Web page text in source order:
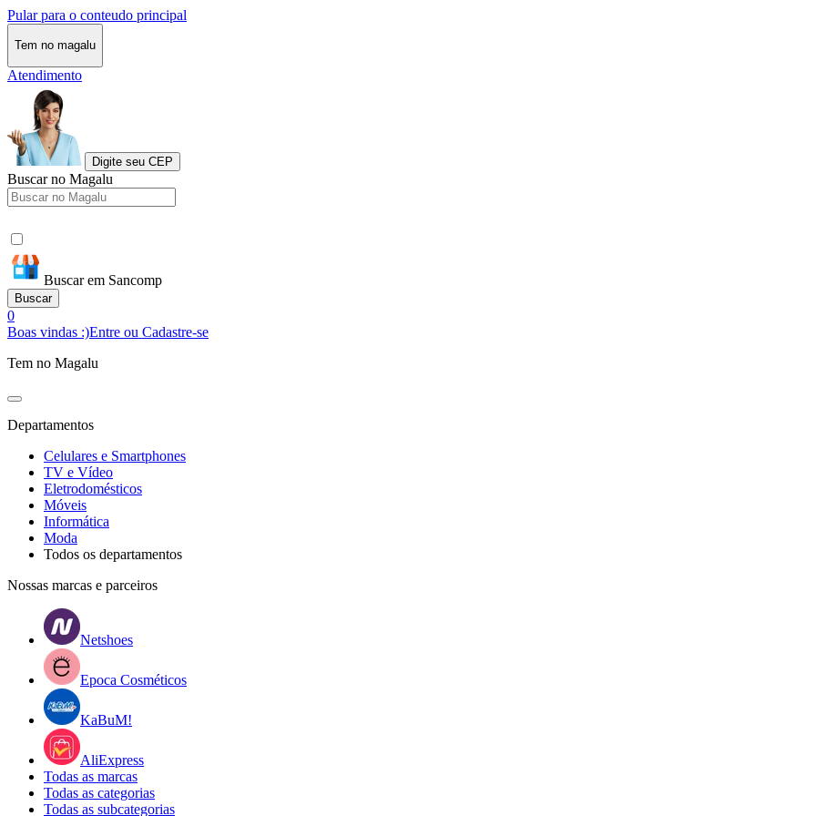
Pular para o conteudo principal
Tem no magalu
Atendimento
Digite seu CEP
Buscar no Magalu
Buscar em Sancomp
Buscar
0
Boas vindas :)Entre ou Cadastre-se
Tem no Magalu
Departamentos
Celulares e Smartphones
TV e Vídeo
Eletrodomésticos
Móveis
Informática
Moda
Todos os departamentos
Nossas marcas e parceiros
Netshoes
Epoca Cosméticos
KaBuM!
AliExpress
Todas as marcas
Todas as categorias
Todas as subcategorias